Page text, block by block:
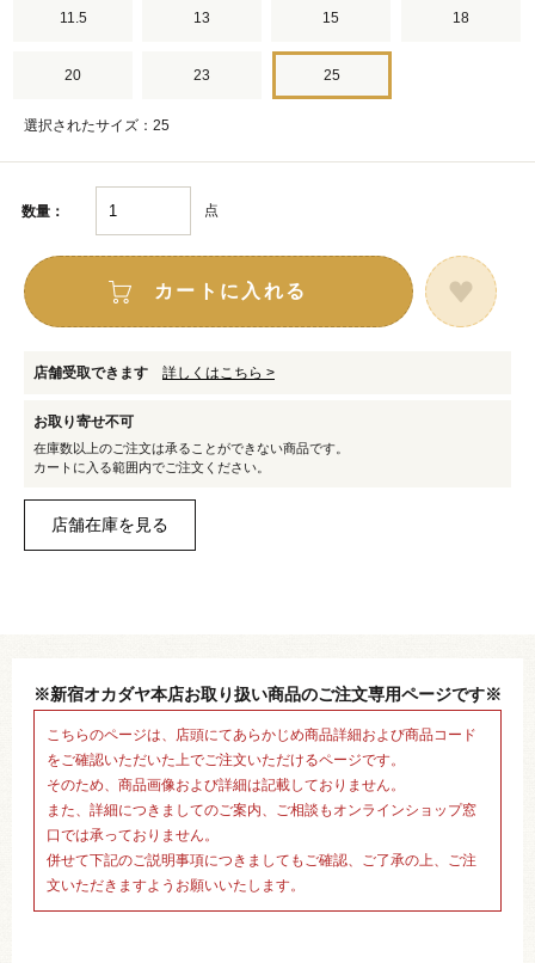
11.5 13 15 18
20 23 25
選択されたサイズ：25
数量： 点
カートに入れる
店舗受取できます 詳しくはこちら >
お取り寄せ不可
在庫数以上のご注文は承ることができない商品です。
カートに入る範囲内でご注文ください。
※新宿オカダヤ本店お取り扱い商品のご注文専用ページです※
こちらのページは、店頭にてあらかじめ商品詳細および商品コード
をご確認いただいた上でご注文いただけるページです。
そのため、商品画像および詳細は記載しておりません。
また、詳細につきましてのご案内、ご相談もオンラインショップ窓
口では承っておりません。
併せて下記のご説明事項につきましてもご確認、ご了承の上、ご注
文いただきますようお願いいたします。